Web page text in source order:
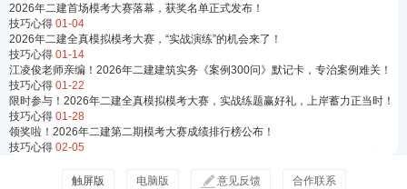
2026年二建首场模考大赛落幕，获奖名单正式发布！
技巧心得 01-04
2026年二建全真模拟模考大赛，“实战演练”的机会来了！
技巧心得 01-14
江凌俊老师亲编！2026年二建建筑实务《案例300问》默记卡，专治案例难关！
技巧心得 01-22
限时参与！2026年二建全真模拟模考大赛，实战练题赢好礼，上岸蓄力正当时！
技巧心得 01-28
领奖啦！2026年二建第二期模考大赛成绩排行榜公布！
技巧心得 02-05
触屏版 电脑版 意见反馈 合作联系